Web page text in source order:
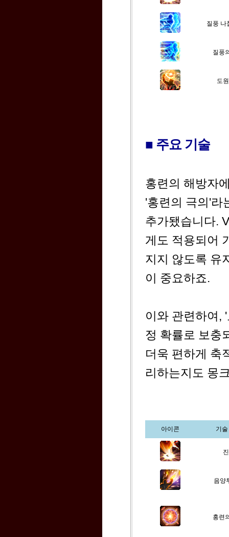
질풍 나
질풍
도
■ 주요 기술
홍련의 해방자
'홍련의 극의'라
추가됐습니다.
게도 적용되어
지지 않도록 유
이 중요하죠.
이와 관련하여,
정 확률로 보충
더욱 편하게 축
리하는지도 몽
아이콘 기
음양
홍련